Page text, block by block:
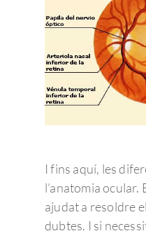
I fins aquí, les
l’anatomia
ajudat a resoldre
dubtes. I si